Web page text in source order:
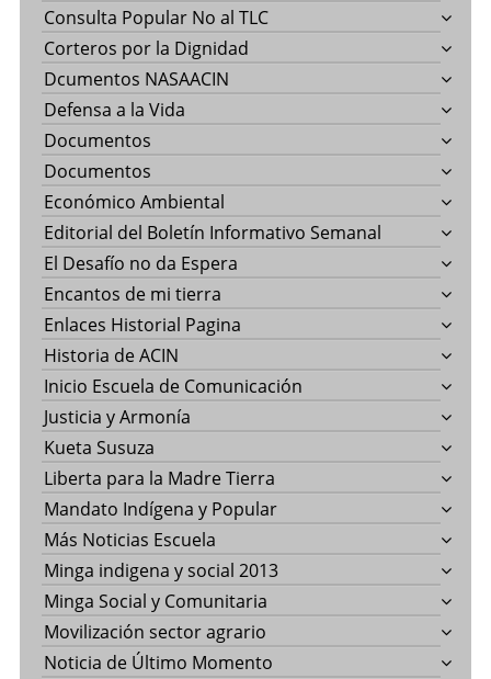
Consulta Popular No al TLC
Corteros por la Dignidad
Dcumentos NASAACIN
Defensa a la Vida
Documentos
Documentos
Económico Ambiental
Editorial del Boletín Informativo Semanal
El Desafío no da Espera
Encantos de mi tierra
Enlaces Historial Pagina
Historia de ACIN
Inicio Escuela de Comunicación
Justicia y Armonía
Kueta Susuza
Liberta para la Madre Tierra
Mandato Indígena y Popular
Más Noticias Escuela
Minga indigena y social 2013
Minga Social y Comunitaria
Movilización sector agrario
Noticia de Último Momento